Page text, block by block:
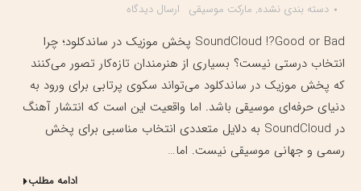
دسته بندی نشده, مارکت موسیقی ارسال دیدگاه
SoundCloud !?Good or Bad پخش موزیک در ساندکلود؛ چرا
انتخاب درستی نیست؟ بسیاری از هنرمندان تازه‌کار تصور می‌کنند
که پخش موزیک در ساندکلود می‌تواند سکوی پرتابی برای ورود به
دنیای حرفه‌ای موسیقی باشد. اما واقعیت این است که انتشار آهنگ
در SoundCloud به دلایل متعددی انتخاب مناسبی برای پخش
رسمی و جهانی موسیقی نیست. اما…
ادامه مطلب